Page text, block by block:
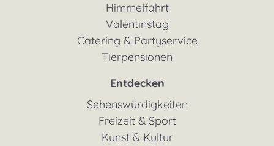
Himmelfahrt
Valentinstag
Catering & Partyservice
Tierpensionen
Entdecken
Sehenswürdigkeiten
Freizeit & Sport
Kunst & Kultur